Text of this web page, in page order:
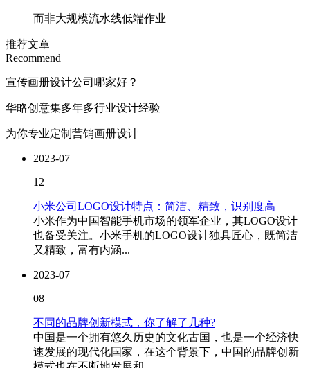
而非大规模流水线低端作业
推荐文章
Recommend
宣传画册设计公司哪家好？
华略创意集多年多行业设计经验
为你专业定制营销画册设计
2023-07
12
小米公司LOGO设计特点：简洁、精致，识别度高
小米作为中国智能手机市场的领军企业，其LOGO设计
也备受关注。小米手机的LOGO设计独具匠心，既简洁
又精致，富有内涵...
2023-07
08
不同的品牌创新模式，你了解了几种?
中国是一个拥有悠久历史的文化古国，也是一个经济快
速发展的现代化国家，在这个背景下，中国的品牌创新